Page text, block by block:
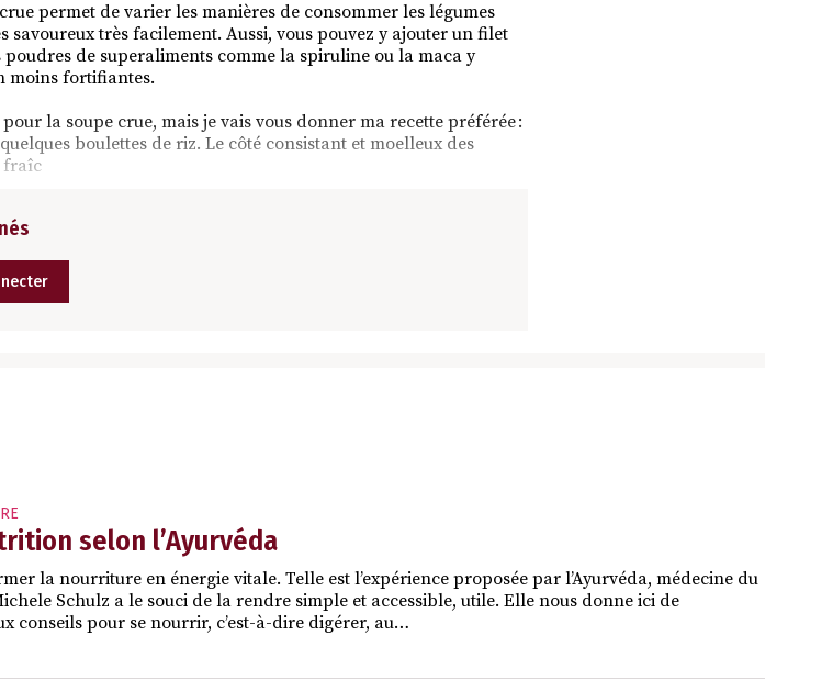
permet de varier les manières de consommer les légumes
savoureux très facilement. Aussi, vous pouvez y ajouter un filet
poudres de superaliments comme la spiruline ou la maca y
moins fortifiantes.
la soupe crue, mais je vais vous donner ma recette préférée :
boulettes de riz. Le côté consistant et moelleux des
fraîc
selon l’Ayurvéda
la nourriture en énergie vitale. Telle est l’expérience proposée par l’Ayurvéda, médecine du
Schulz a le souci de la rendre simple et accessible, utile. Elle nous donne ici de
conseils pour se nourrir, c’est-à-dire digérer, au…